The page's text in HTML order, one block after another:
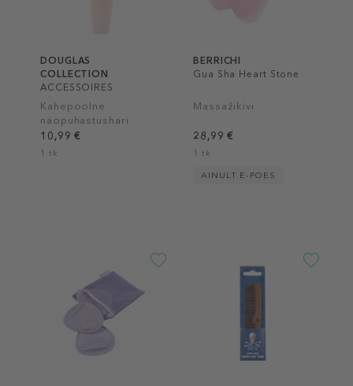
DOUGLAS
COLLECTION
ACCESSOIRES
Cleansing Duo Face
Brush
Kahepoolne
näopuhastushari
10,99 €
1 tk
BERRICHI
Gua Sha Heart Stone
Massažikivi
28,99 €
1 tk
AINULT E-POES